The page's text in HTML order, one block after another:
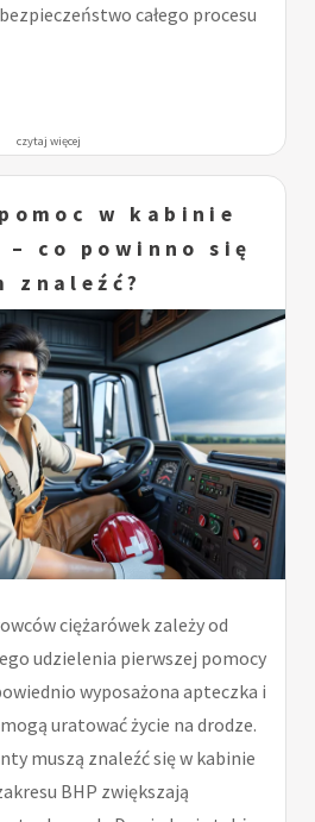
całego procesu
czytaj więcej
w kabinie
co powinno się
znaleźć?
ciężarówek zależy od
udzielenia pierwszej pomocy
wyposażona apteczka i
uratować życie na drodze.
muszą znaleźć się w kabinie
BHP zwiększają